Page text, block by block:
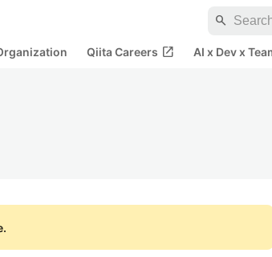
search
Qiita Careers open_in_new AI x Dev x